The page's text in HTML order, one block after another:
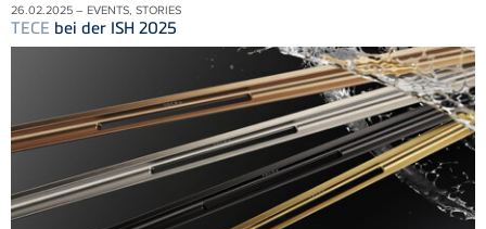
26.02.2025 – EVENTS, STORIES
TECE bei der ISH 2025